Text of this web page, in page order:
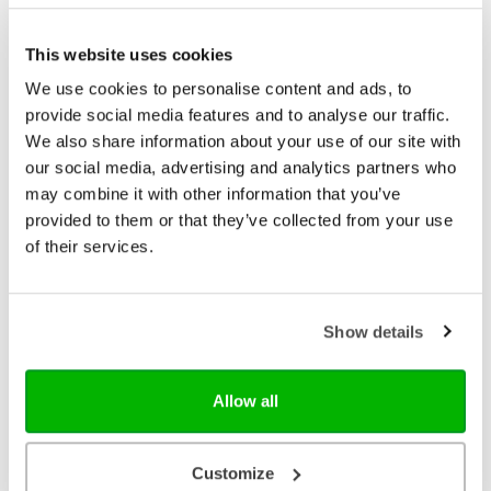
This website uses cookies
We use cookies to personalise content and ads, to
provide social media features and to analyse our traffic.
We also share information about your use of our site with
our social media, advertising and analytics partners who
may combine it with other information that you’ve
provided to them or that they’ve collected from your use
of their services.
Show details
Allow all
Customize
degenen die dit boek lezen, er nieuw voedsel in